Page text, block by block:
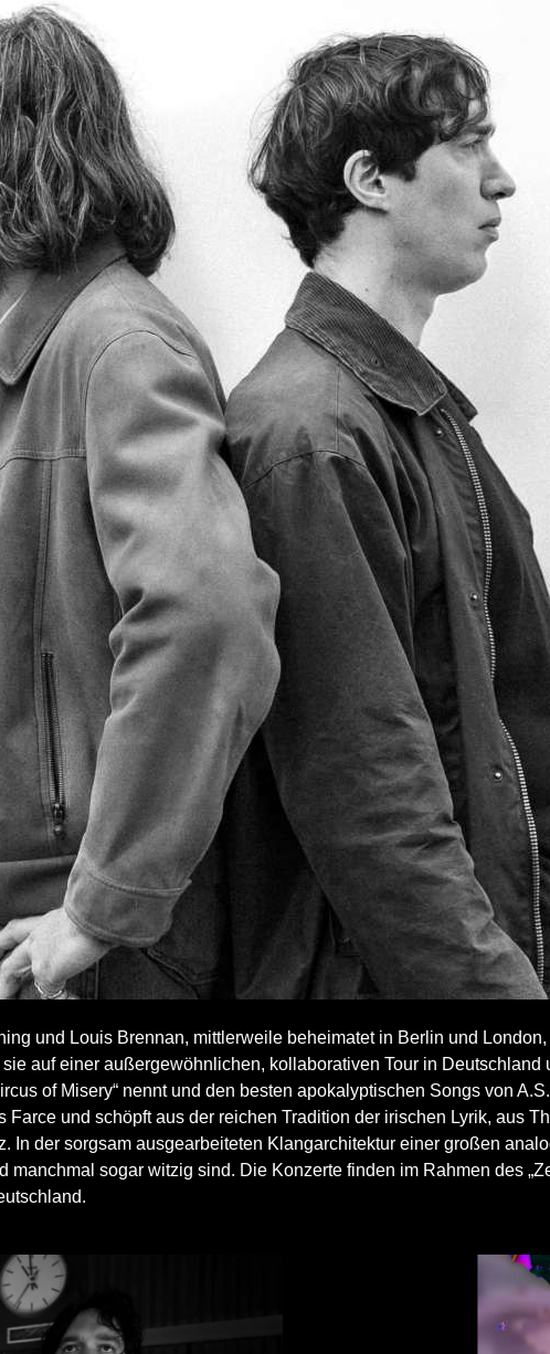
und Louis Brennan, mittlerweile beheimatet in Berlin und
auf einer außergewöhnlichen, kollaborativen Tour in
of Misery“ nennt und den besten apokalyptischen Songs von
Farce und schöpft aus der reichen Tradition der irischen Lyrik, aus
In der sorgsam ausgearbeiteten Klangarchitektur einer großen
sogar witzig sind. Die Konzerte finden im Rahmen des